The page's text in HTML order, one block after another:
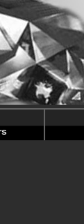
line115
line119